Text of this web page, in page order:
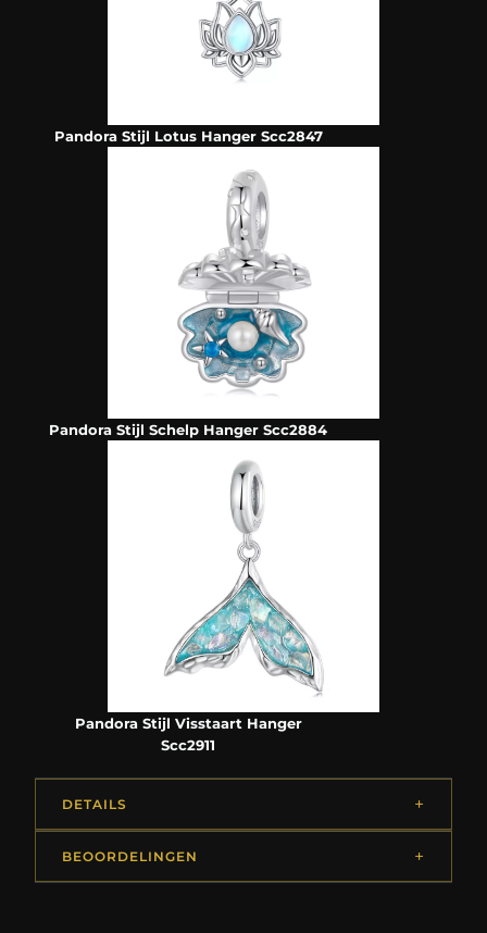
Pandora Stijl Lotus Hanger Scc2847
Pandora Stijl Schelp Hanger Scc2884
Pandora Stijl Visstaart Hanger
Scc2911
DETAILS
BEOORDELINGEN